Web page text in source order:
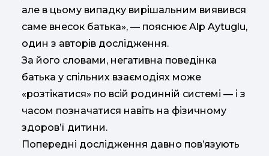
але в цьому випадку вирішальним виявився
саме внесок батька», — пояснює Alp Aytuglu,
один з авторів дослідження.
За його словами, негативна поведінка
батька у спільних взаємодіях може
«розтікатися» по всій родинній системі — і з
часом позначатися навіть на фізичному
здоров’ї дитини.
Попередні дослідження давно пов’язують